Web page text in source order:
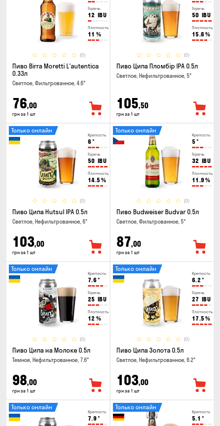
Горечь
12 IBU
Плотность
11 %
(0)
Пиво Birra Moretti L'autentica
0.33л
Светлое, Фильтрованное, 4.6°
76,00
грн за 1 шт
Горечь
50 IBU
Плотность
15.6 %
(0)
Пиво Ципа Пломбір IPA 0.5л
Светлое, Нефильтрованное, 5°
105,50
грн за 1 шт
Крепость
6 °
Горечь
50 IBU
Плотность
14.5 %
(0)
Только онлайн
Пиво Ципа Hutsul IPA 0.5л
Светлое, Нефильтрованное, 6°
103,00
грн за 1 шт
Крепость
5 °
Горечь
32 IBU
Плотность
11.9 %
(0)
Только онлайн
Пиво Budweiser Budvar 0.5л
Светлое, Фильтрованное, 5°
87,00
грн за 1 шт
Крепость
7.6 °
Горечь
25 IBU
Плотность
12 %
(0)
Только онлайн
Пиво Ципа на Молоке 0.5л
Темное, Нефильтрованное, 7.6°
98,00
грн за 1 шт
Крепость
6.2 °
Горечь
27 IBU
Плотность
17.5 %
(0)
Только онлайн
Пиво Ципа Золота 0.5л
Светлое, Нефильтрованное, 6.2°
103,00
грн за 1 шт
Крепость
7.9 °
Только онлайн
Крепость
5.1 °
Только онлайн